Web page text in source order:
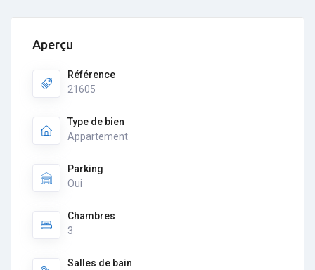
Aperçu
Référence
21605
Type de bien
Appartement
Parking
Oui
Chambres
3
Salles de bain